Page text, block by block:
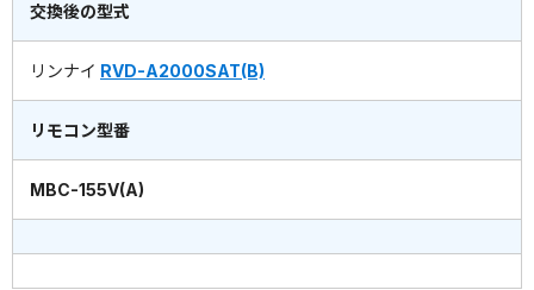
交換後の型式
リンナイ RVD-A2000SAT(B)
リモコン型番
MBC-155V(A)